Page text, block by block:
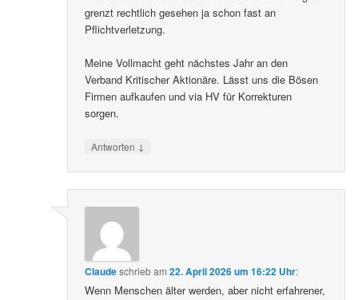
grenzt rechtlich gesehen ja schon fast an
Pflichtverletzung.
Meine Vollmacht geht nächstes Jahr an den
Verband Kritischer Aktionäre. Lässt uns die Bösen
Firmen aufkaufen und via HV für Korrekturen
sorgen.
Antworten ↓
Claudeschriebam22. April 2026 um 16:22 Uhr:
Wenn Menschen älter werden, aber nicht erfahrener,